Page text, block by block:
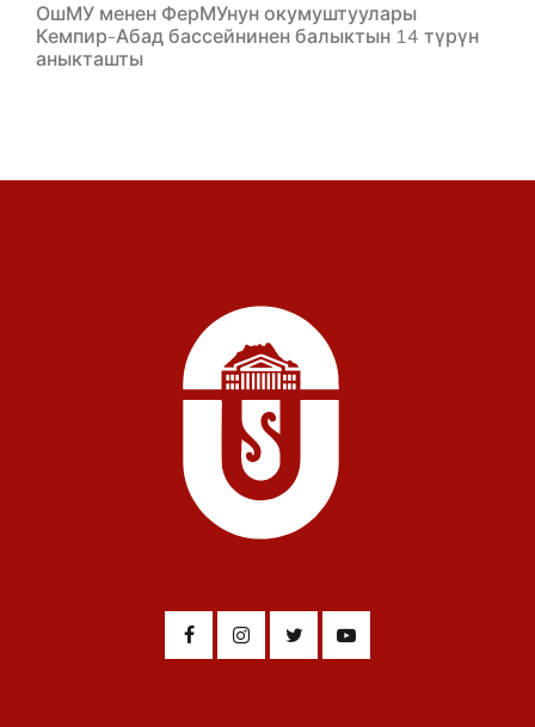
ОшМУ менен ФерМУнун окумуштуулары
Кемпир-Абад бассейнинен балыктын 14 түрүн
аныкташты